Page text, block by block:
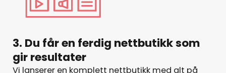
3. Du får en ferdig nettbutikk som
gir resultater
Vi lanserer en komplett nettbutikk med alt på